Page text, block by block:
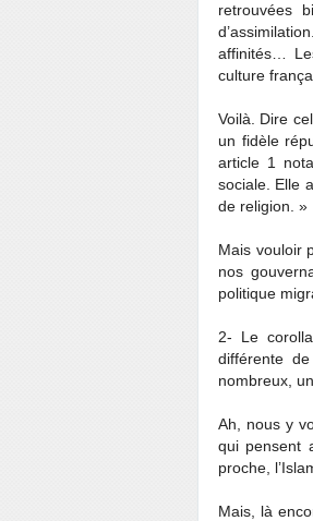
retrouvées
affinités…
culture
Voilà. Dire
un fidèle
article 1
sociale. Elle
de religion. »
Mais vouloir
nos
politique
2- Le
différente
nombreux,
Ah, nous y
qui pensent
proche,
Mais, là